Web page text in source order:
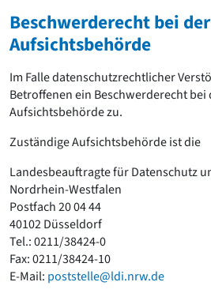
Beschwerderecht bei
Aufsichtsbehörde
Im Falle datenschutzrechtlicher
Betroffenen ein Beschwerderecht bei
Aufsichtsbehörde zu.
Zuständige Aufsichtsbehörde ist die
Landesbeauftragte für Datenschutz
Nordrhein-Westfalen
Postfach 20 04 44
40102 Düsseldorf
Tel.: 0211/38424-0
Fax: 0211/38424-10
E-Mail: poststelle@ldi.nrw.de